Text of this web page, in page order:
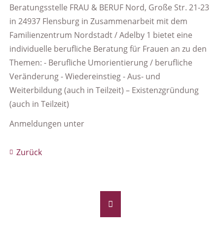
Beratungsstelle FRAU & BERUF Nord, Große Str. 21-23
in 24937 Flensburg in Zusammenarbeit mit dem
Familienzentrum Nordstadt / Adelby 1 bietet eine
individuelle berufliche Beratung für Frauen an zu den
Themen: - Berufliche Umorientierung / berufliche
Veränderung - Wiedereinstieg - Aus- und
Weiterbildung (auch in Teilzeit) – Existenzgründung
(auch in Teilzeit)
Anmeldungen unter
Zurück